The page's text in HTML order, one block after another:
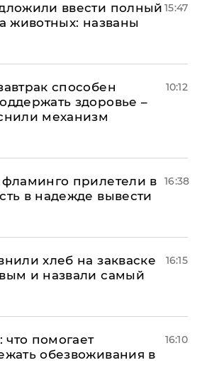
ввести полный
животных: названы
15:47
способен
здоровье –
механизм
10:12
прилетели в
в надежде вывести
16:38
хлеб на закваске
и назвали самый
16:15
что помогает
обезвоживания в
16:10